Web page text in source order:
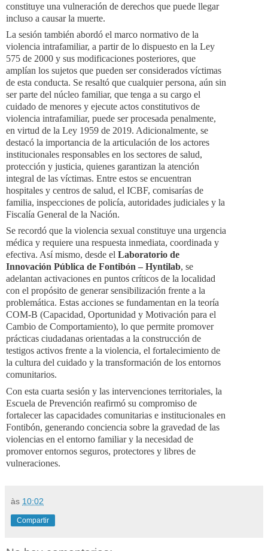
constituye una vulneración de derechos que puede llegar
incluso a causar la muerte.
La sesión también abordó el marco normativo de la
violencia intrafamiliar, a partir de lo dispuesto en la Ley
575 de 2000 y sus modificaciones posteriores, que
amplían los sujetos que pueden ser considerados víctimas
de esta conducta. Se resaltó que cualquier persona, aún sin
ser parte del núcleo familiar, que tenga a su cargo el
cuidado de menores y ejecute actos constitutivos de
violencia intrafamiliar, puede ser procesada penalmente,
en virtud de la Ley 1959 de 2019. Adicionalmente, se
destacó la importancia de la articulación de los actores
institucionales responsables en los sectores de salud,
protección y justicia, quienes garantizan la atención
integral de las víctimas. Entre estos se encuentran
hospitales y centros de salud, el ICBF, comisarías de
familia, inspecciones de policía, autoridades judiciales y la
Fiscalía General de la Nación.
Se recordó que la violencia sexual constituye una urgencia
médica y requiere una respuesta inmediata, coordinada y
efectiva. Así mismo, desde el Laboratorio de
Innovación Pública de Fontibón – Hyntilab, se
adelantan activaciones en puntos críticos de la localidad
con el propósito de generar sensibilización frente a la
problemática. Estas acciones se fundamentan en la teoría
COM-B (Capacidad, Oportunidad y Motivación para el
Cambio de Comportamiento), lo que permite promover
prácticas ciudadanas orientadas a la construcción de
testigos activos frente a la violencia, el fortalecimiento de
la cultura del cuidado y la transformación de los entornos
comunitarios.
Con esta cuarta sesión y las intervenciones territoriales, la
Escuela de Prevención reafirmó su compromiso de
fortalecer las capacidades comunitarias e institucionales en
Fontibón, generando conciencia sobre la gravedad de las
violencias en el entorno familiar y la necesidad de
promover entornos seguros, protectores y libres de
vulneraciones.
às 10:02
Compartir